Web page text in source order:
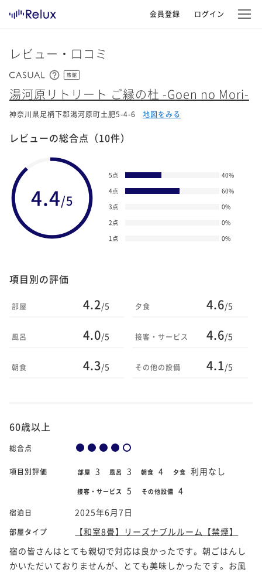
会員登録 ログイン
レビュー・口コミ
旅館
湯河原リトリート ご縁の杜 -Goen no Mori-
神奈川県足柄下郡湯河原町土肥5-4-6 地図をみる
レビューの総合点 （10件）
4.4/5
5点 40%
4点
60%
3点
0%
2点
0%
1点
0%
項目別の評価
部屋 4.2/5
風呂 4.0/5
朝食 4.3/5
夕食 4.6/5
接客・サービス 4.6/5
その他の設備 4.1/5
60歳以上
総合点
項目別評価 部屋 3 風呂 3 朝食 4 夕食 利用なし
接客・サービス 5 その他設備 4
宿泊日 2025年6月7日
部屋タイプ
【和室8畳】リーズナブルルーム【禁煙】
宿の皆さんはとても親切で対応は良かったです。朝ごはんし
かいただいておりませんが、とても美味しかったです。お風